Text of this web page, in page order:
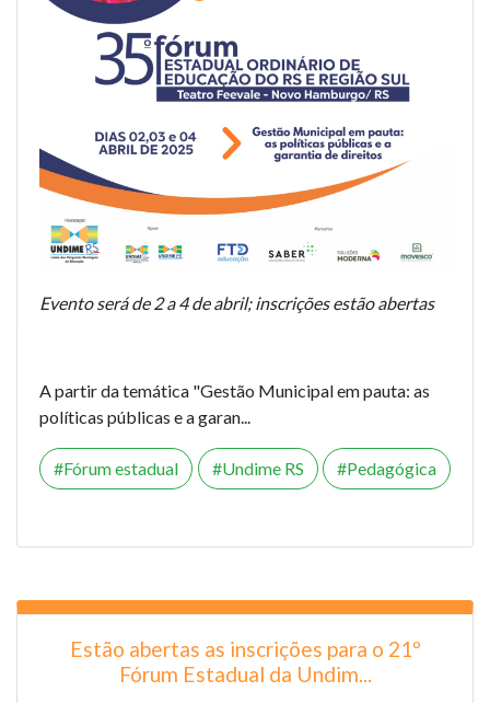
Evento será de 2 a 4 de abril; inscrições estão abertas
A partir da temática "Gestão Municipal em pauta: as
políticas públicas e a garan...
Fórum estadual Undime RS Pedagógica
Estão abertas as inscrições para o 21º
Fórum Estadual da Undim...